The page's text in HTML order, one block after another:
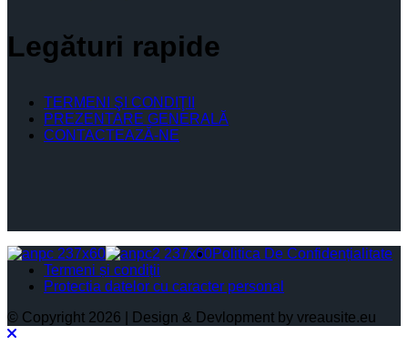
Legături rapide
TERMENI ŞI CONDIŢII
PREZENTARE GENERALĂ
CONTACTEAZĂ-NE
Politica De Confidențialitate
Termeni și condiții
Protectia datelor cu caracter personal
© Copyright 2026 | Design & Devlopment by vreausite.eu